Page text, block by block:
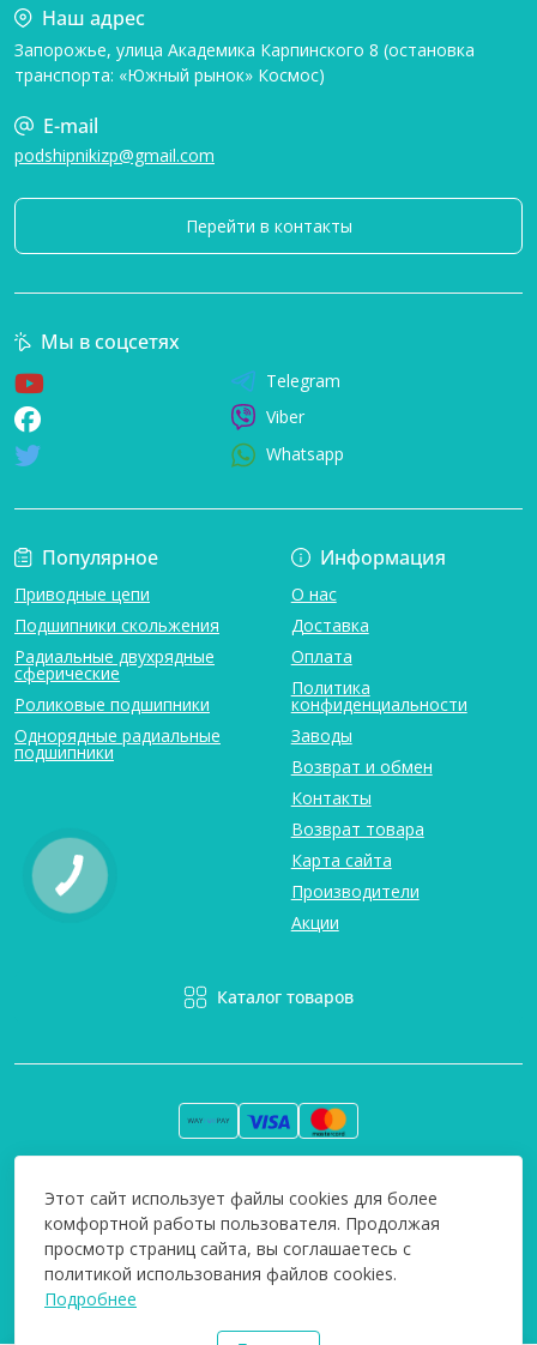
Наш адрес
Запорожье, улица Академика Карпинского 8 (остановка
транспорта: «Южный рынок» Космос)
E-mail
podshipnikizp@gmail.com
Перейти в контакты
Популярное
Приводные цепи
Подшипники скольжения
Радиальные двухрядные
сферические
Роликовые подшипники
Однорядные радиальные
подшипники
Информация
О нас
Доставка
Оплата
Политика
конфиденциальности
Заводы
Возврат и обмен
Контакты
Возврат товара
Карта сайта
Производители
Акции
Каталог товаров
Мы в соцсетях
Telegram
Viber
Whatsapp
ответственность за любые неточности. Технополіс © 2008-
2026
Этот сайт использует файлы cookies для более
комфортной работы пользователя. Продолжая
просмотр страниц сайта, вы соглашаетесь с
политикой использования файлов cookies.
Подробнее